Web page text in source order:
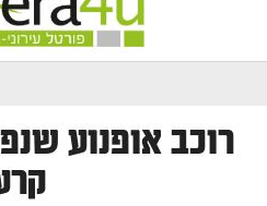
רוכב אופנוע